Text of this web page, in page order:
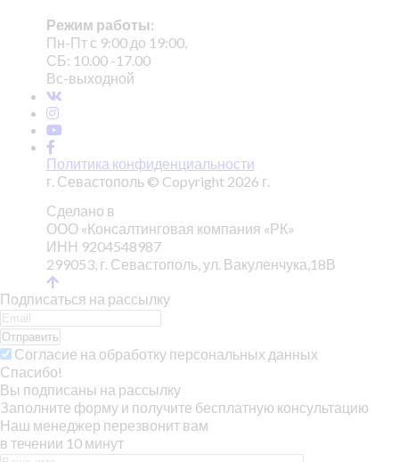
Режим работы:
Пн-Пт с 9:00 до 19:00,
СБ: 10.00 -17.00
Вс-выходной
Политика конфиденциальности
г. Севастополь © Copyright 2026 г.
Сделано в
ООО «Консалтинговая компания «РК»
ИНН 9204548987
299053, г. Севастополь, ул. Вакуленчука,18В
Подписаться на рассылку
Отправить
Согласие на обработку персональных данных
Спасибо!
Вы подписаны на рассылку
Заполните форму и получите бесплатную консультацию
Наш менеджер перезвонит вам
в течении 10 минут